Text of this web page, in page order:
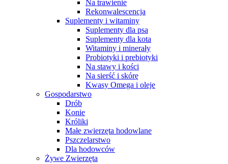
Na trawienie
Rekonwalescencja
Suplementy i witaminy
Suplementy dla psa
Suplementy dla kota
Witaminy i minerały
Probiotyki i prebiotyki
Na stawy i kości
Na sierść i skórę
Kwasy Omega i oleje
Gospodarstwo
Drób
Konie
Króliki
Małe zwierzęta hodowlane
Pszczelarstwo
Dla hodowców
Żywe Zwierzęta